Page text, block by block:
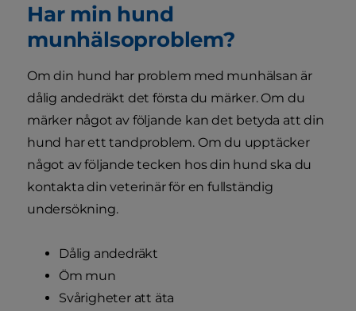
Har min hund
munhälsoproblem?
Om din hund har problem med munhälsan är
dålig andedräkt det första du märker. Om du
märker något av följande kan det betyda att din
hund har ett tandproblem. Om du upptäcker
något av följande tecken hos din hund ska du
kontakta din veterinär för en fullständig
undersökning.
Dålig andedräkt
Öm mun
Svårigheter att äta